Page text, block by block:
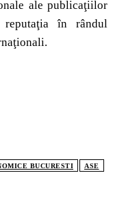
ale publicaţiilor
reputaţia în rândul
BUCURESTI
ASE